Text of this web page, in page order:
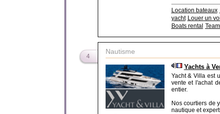
Location bateaux
yacht Louer un
Boats rental
4
Nautisme
Yachts à
Yacht & Villa est
vente et l'achat
entier.
Nos courtiers de
nautique et